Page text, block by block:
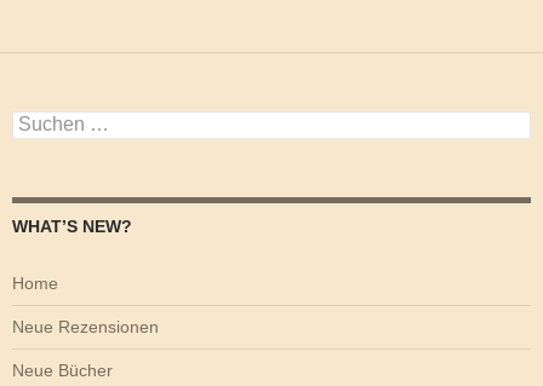
Suchen
nach:
WHAT’S NEW?
Home
Neue Rezensionen
Neue Bücher